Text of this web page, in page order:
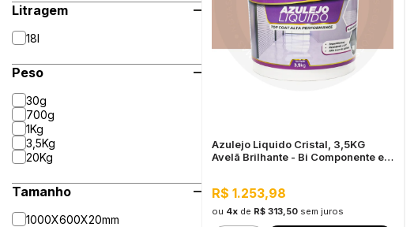
Litragem
18l
Peso
30g
700g
1Kg
3,5Kg
20Kg
Tamanho
1000X600X20mm
Azulejo Liquido Cristal, 3,5KG
Avelã Brilhante - Bi Componente e
R$ 1.253,98
ou 4x de R$ 313,50 sem juros